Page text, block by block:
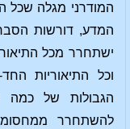
המודרני מגלה שכל
המדע, דורשות
ישתחרר מכל
וכל התיאוריות
הגבולות של כמה
להשתחרר